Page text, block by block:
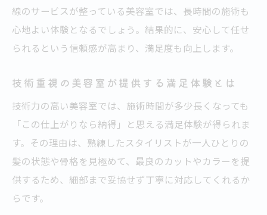
線のサービスが整っている美容室では、長時間の施術も
心地よい体験となるでしょう。結果的に、安心して任せ
られるという信頼感が高まり、満足度も向上します。
技術重視の美容室が提供する満足体験とは
技術力の高い美容室では、施術時間が多少長くなっても
「この仕上がりなら納得」と思える満足体験が得られま
す。その理由は、熟練したスタイリストが一人ひとりの
髪の状態や骨格を見極めて、最良のカットやカラーを提
供するため、細部まで妥協せず丁寧に対応してくれるか
らです。